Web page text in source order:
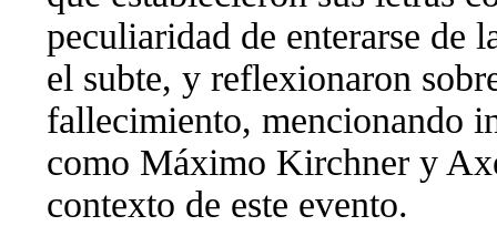
peculiaridad de enterarse de
el subte, y reflexionaron
fallecimiento, mencionando
como Máximo Kirchner y
contexto de este evento.